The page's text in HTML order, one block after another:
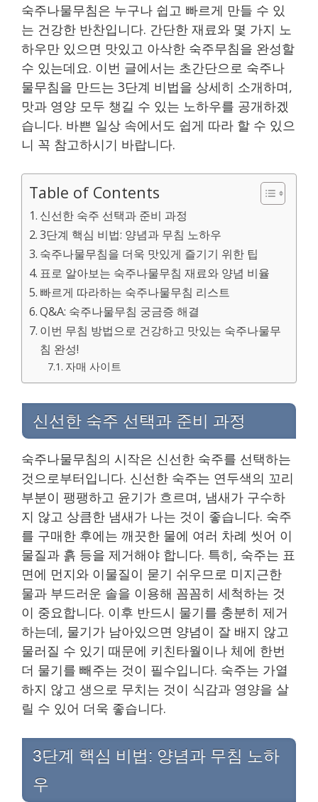
숙주나물무침은 누구나 쉽고 빠르게 만들 수 있
는 건강한 반찬입니다. 간단한 재료와 몇 가지 노
하우만 있으면 맛있고 아삭한 숙주무침을 완성할
수 있는데요. 이번 글에서는 초간단으로 숙주나
물무침을 만드는 3단계 비법을 상세히 소개하며,
맛과 영양 모두 챙길 수 있는 노하우를 공개하겠
습니다. 바쁜 일상 속에서도 쉽게 따라 할 수 있으
니 꼭 참고하시기 바랍니다.
Table of Contents
신선한 숙주 선택과 준비 과정
3단계 핵심 비법: 양념과 무침 노하우
숙주나물무침을 더욱 맛있게 즐기기 위한 팁
표로 알아보는 숙주나물무침 재료와 양념 비율
빠르게 따라하는 숙주나물무침 리스트
Q&A: 숙주나물무침 궁금증 해결
이번 무침 방법으로 건강하고 맛있는 숙주나물무
침 완성!
자매 사이트
신선한 숙주 선택과 준비 과정
숙주나물무침의 시작은 신선한 숙주를 선택하는
것으로부터입니다. 신선한 숙주는 연두색의 꼬리
부분이 팽팽하고 윤기가 흐르며, 냄새가 구수하
지 않고 상큼한 냄새가 나는 것이 좋습니다. 숙주
를 구매한 후에는 깨끗한 물에 여러 차례 씻어 이
물질과 흙 등을 제거해야 합니다. 특히, 숙주는 표
면에 먼지와 이물질이 묻기 쉬우므로 미지근한
물과 부드러운 솔을 이용해 꼼꼼히 세척하는 것
이 중요합니다. 이후 반드시 물기를 충분히 제거
하는데, 물기가 남아있으면 양념이 잘 배지 않고
물러질 수 있기 때문에 키친타월이나 체에 한번
더 물기를 빼주는 것이 필수입니다. 숙주는 가열
하지 않고 생으로 무치는 것이 식감과 영양을 살
릴 수 있어 더욱 좋습니다.
3단계 핵심 비법: 양념과 무침 노하
우